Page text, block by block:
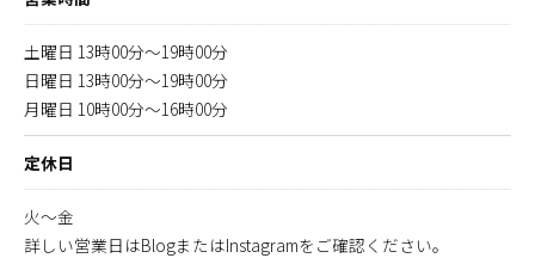
土曜日 13時00分～19時00分
日曜日 13時00分～19時00分
月曜日 10時00分～16時00分
定休日
火～金
詳しい営業日はBlogまたはInstagramをご確認ください。